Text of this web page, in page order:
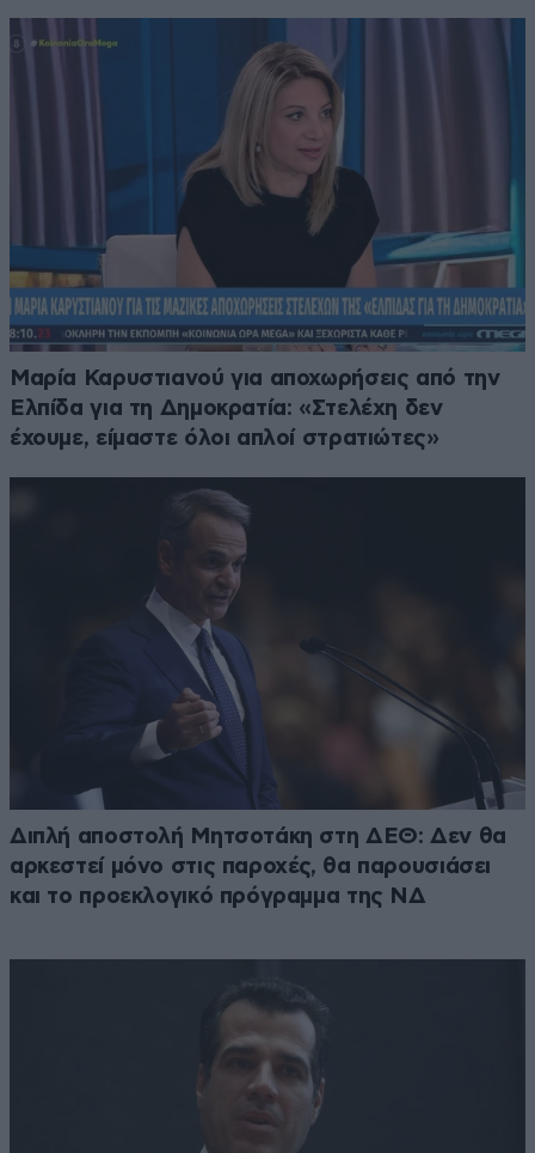
Μαρία Καρυστιανού για αποχωρήσεις από την
Ελπίδα για τη Δημοκρατία: «Στελέχη δεν
έχουμε, είμαστε όλοι απλοί στρατιώτες»
Διπλή αποστολή Μητσοτάκη στη ΔΕΘ: Δεν θα
αρκεστεί μόνο στις παροχές, θα παρουσιάσει
και το προεκλογικό πρόγραμμα της ΝΔ